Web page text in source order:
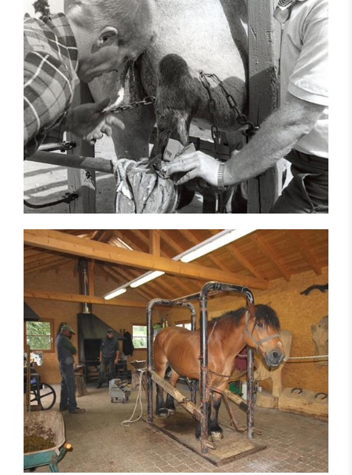
Ausbildung des Pferdes
Arbeitsgeräte und Geschirre
Historische Entwicklung und moderne Geräte
Entwicklung und Forschung
Geschirre
Einsatzbereiche
Ökonomische Betrachtung
Forstwirtschaft
Landwirtschaft
Tourismus
Therapeutischer Einsatz
Gemeindedienste